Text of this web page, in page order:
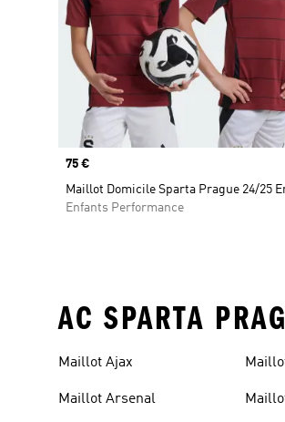
Prix
75 €
Maillot Domicile Sparta Prague 24/25
Enfants Performance
AC SPARTA
Maillot Ajax
Maillot Arsenal